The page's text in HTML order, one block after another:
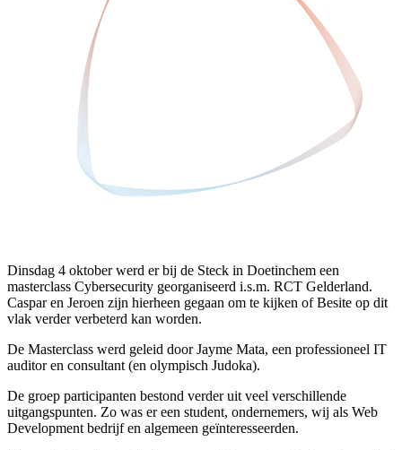
Dinsdag 4 oktober werd er bij de Steck in Doetinchem een
masterclass Cybersecurity georganiseerd i.s.m. RCT Gelderland.
Caspar en Jeroen zijn hierheen gegaan om te kijken of Besite op dit
vlak verder verbeterd kan worden.
De Masterclass werd geleid door Jayme Mata, een professioneel IT
auditor en consultant (en olympisch Judoka).
De groep participanten bestond verder uit veel verschillende
uitgangspunten. Zo was er een student, ondernemers, wij als Web
Development bedrijf en algemeen geïnteresseerden.